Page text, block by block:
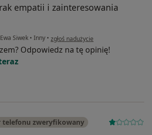
empatii i zainteresowania
Siwek • Inny • w opinii użytkownika Karolina
zgłoś nadużycie
Odpowiedz na tę opinię!
telefonu zweryfikowany